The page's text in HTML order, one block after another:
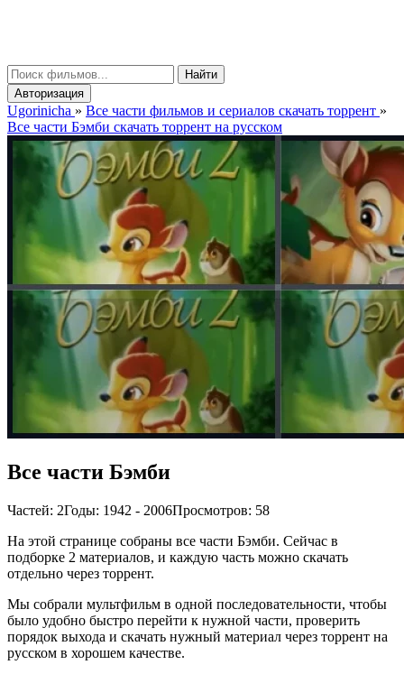
Найти
Авторизация
Ugorinicha » Все части фильмов и сериалов скачать торрент »
Все части Бэмби скачать торрент на русском
Все части Бэмби
Частей: 2Годы: 1942 - 2006Просмотров: 58
На этой странице собраны все части Бэмби. Сейчас в
подборке 2 материалов, и каждую часть можно скачать
отдельно через торрент.
Мы собрали мультфильм в одной последовательности, чтобы
было удобно быстро перейти к нужной части, проверить
порядок выхода и скачать нужный материал через торрент на
русском в хорошем качестве.